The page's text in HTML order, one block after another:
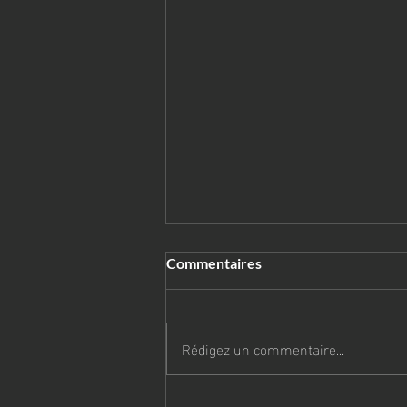
Bientôt la rentrée!
Commentaires
Rédigez un commentaire...